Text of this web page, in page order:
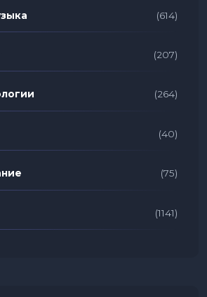
(614)
(207)
(264)
(40)
(75)
(1141)